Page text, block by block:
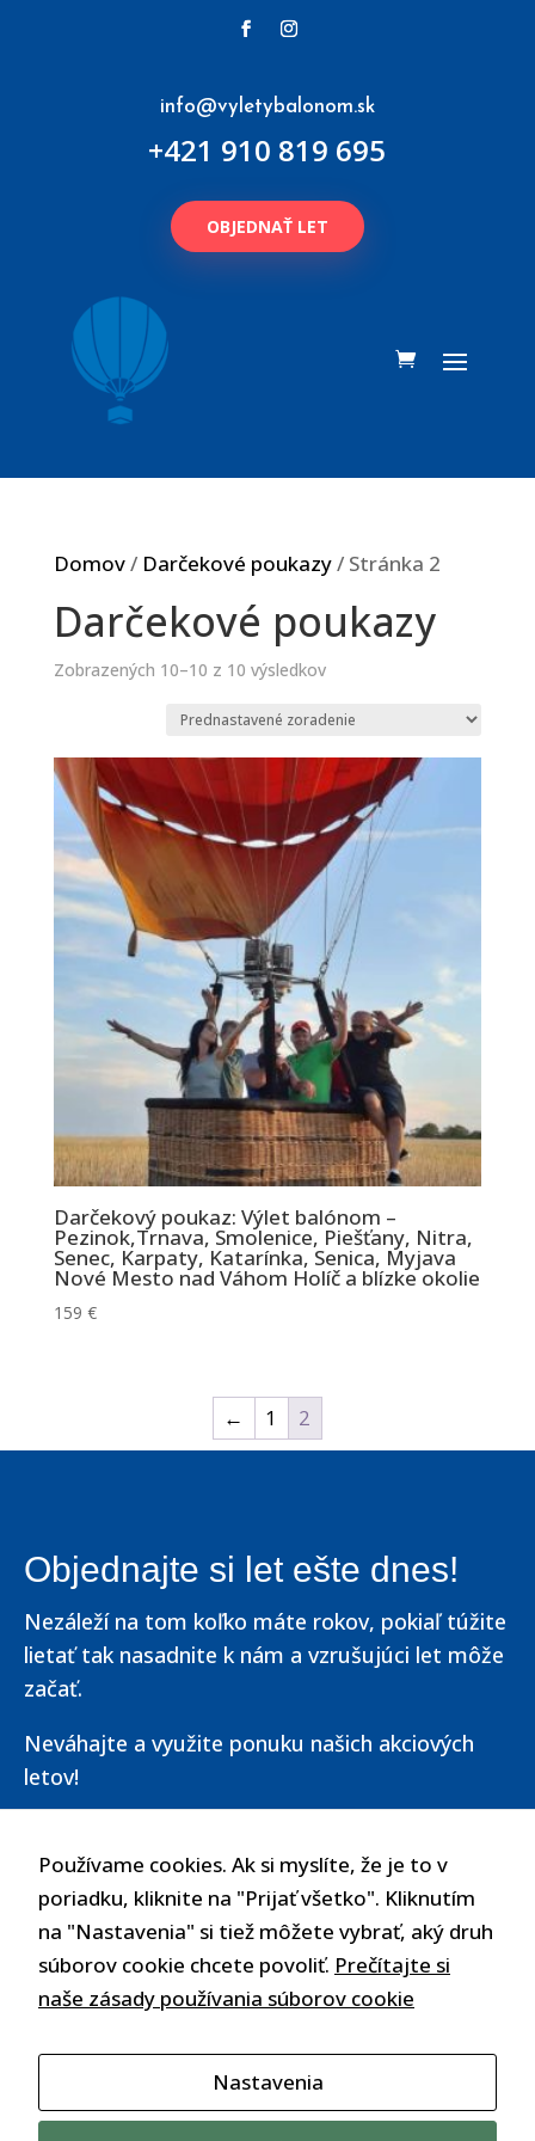
info@vyletybalonom.sk
+421 910 819 695
OBJEDNAŤ LET
Domov/ Darčekové poukazy/ Stránka 2
Darčekové poukazy
Zobrazených 10–10 z 10 výsledkov
Darčekový poukaz: Výlet balónom –
Pezinok,Trnava, Smolenice, Piešťany, Nitra,
Senec, Karpaty, Katarínka, Senica, Myjava
Nové Mesto nad Váhom Holíč a blízke okolie
159 €
← 1 2
Objednajte si let ešte dnes!
Nezáleží na tom koľko máte rokov, pokiaľ túžite
lietať tak nasadnite k nám a vzrušujúci let môže
začať.
Neváhajte a využite ponuku našich akciových
letov!
OBJEDNAŤ LET
OPÝTAJTE SA NÁS
Tvorba webstránok a rýchly
Používame cookies. Ak si myslíte, že je to v
poriadku, kliknite na "Prijať všetko". Kliknutím
na "Nastavenia" si tiež môžete vybrať, aký druh
súborov cookie chcete povoliť. Prečítajte si
naše zásady používania súborov cookie
Nastavenia
Nevyhnutné
Tieto súbory
cookie nie sú
voliteľné. Sú
potrebné pre
fungovanie
webovej
stránky.
Štatistiky
Aby sme
mohli
zlepšiť
funkčnosť
spôsobu
používania
Používateľská
Aby naša
stránka počas
najlepšie. Ak
z webovej
stránky zmiznú.
Marketing
a správania
našej stránky